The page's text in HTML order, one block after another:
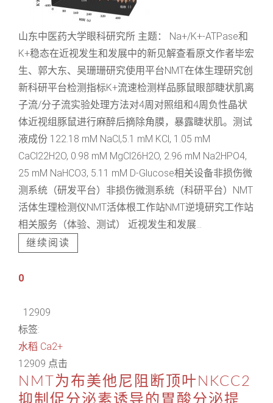
山东中医药大学眼科研究所 主题： Na+/K+-ATPase和
K+稳态在近视发生和发展中的新见解查看原文作者毕宏
生、郭大东、吴珊珊研究使用平台NMT在体生理研究创
新科研平台检测指标K+流速检测样品豚鼠眼部睫状肌离
子流/分子流实验处理方法对4周对照组和4周负性晶状
体近视组豚鼠进行麻醉后摘除角膜，暴露睫状肌。测试
液成份 122.18 mM NaCl,5.1 mM KCl, 1.05 mM
CaCl22H2O, 0.98 mM MgCl26H2O, 2.96 mM Na2HPO4,
25 mM NaHCO3, 5.11 mM D-Glucose相关设备非损伤微
测系统（研发平台）非损伤微测系统（科研平台）NMT
活体生理检测仪NMT活体根工作站NMT逆境研究工作站
相关服务（体验、测试） 近视发生和发展...
继续阅读
0
12909
标签:
水稻 Ca2+
12909 点击
NMT为布美他尼阻断顶叶NKCC2
抑制促分泌素诱导的胃酸分泌提